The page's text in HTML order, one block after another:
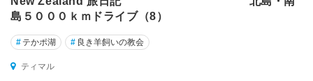
ポ
タ
ラ
島５０００ｋｍドライブ（8）
# テかポ湖 # 良き羊飼いの教会
ティマル